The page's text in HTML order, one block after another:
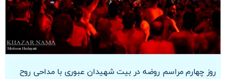
روز چهارم مراسم روضه در بیت شهیدان عبوری با مداحی روح